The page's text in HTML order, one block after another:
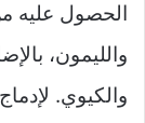
الحصول عليه
والليمون،